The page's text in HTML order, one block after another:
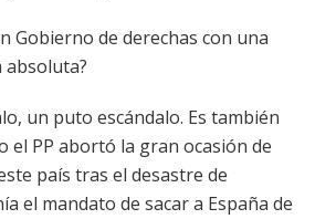
Gobierno de derechas con una
un puto escándalo. Es también
el PP abortó la gran ocasión de
país tras el desastre de
el mandato de sacar a España de